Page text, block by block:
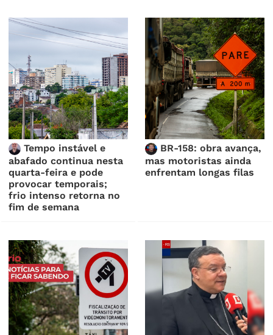
Tempo instável e
abafado continua nesta
quarta-feira e pode
provocar temporais;
frio intenso retorna no
fim de semana
BR-158: obra avança,
mas motoristas ainda
enfrentam longas filas